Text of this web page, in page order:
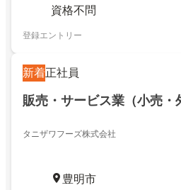
資格不問
登録エントリー
新着正社員
販売・サービス業（小売・
タニザワフーズ株式会社
豊明市